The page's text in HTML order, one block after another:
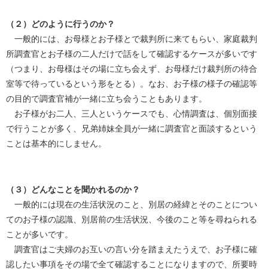
（２）どのように行うのか？
一般的には、お母様とお子様とで裁判所に来てもらい、家庭裁判
所調査官とお子様の二人だけで話をして確認するケースが多いです
（つまり、お母様はその場に立ち会えず、お母様だけ裁判所の待合
室等で待っているという形をとる）。なお、お子様の様子の確認等
の目的で調査官補が一緒に立ち会うこともあります。
お子様がお二人、三人というケースでも、心情調査は、個別面接
で行うことが多く、兄弟姉妹全員が一緒に調査官と面談するという
ことは基本的にしません。
（３）どんなことを聞かれるのか？
一般的には現在の生活状況のこと、別居の経緯とそのことについ
てのお子様の認識、別居前の生活状況、今後のこと等を尋ねられる
ことが多いです。
調査官はご夫婦のお互いの言い分を踏まえたうえで、お子様に確
認したい事項をその場で全て確認することになりますので、所要時